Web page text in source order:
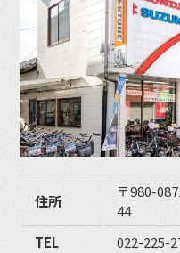
住所
〒980-
44
TEL
022-225-